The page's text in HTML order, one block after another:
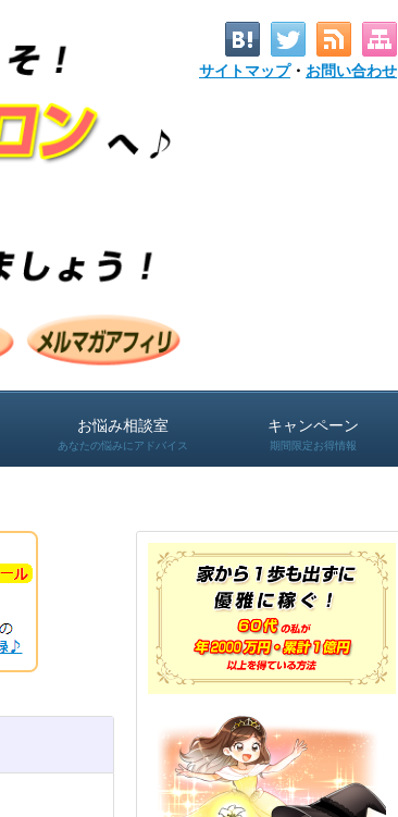
サイトマップ・ お問い合わせ
お悩み相談室
あなたの悩みにアドバイス
キャンペーン
期間限定お得情報